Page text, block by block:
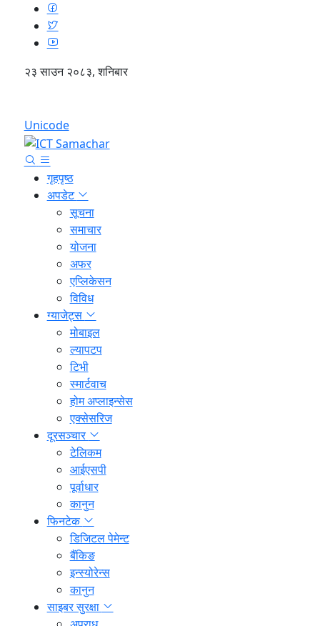
२३ साउन २०८३, शनिबार
Unicode
गृहपृष्ठ
अपडेट
सूचना
समाचार
योजना
अफर
एप्लिकेसन
विविध
ग्याजेट्स
मोबाइल
ल्यापटप
टिभी
स्मार्टवाच
होम अप्लाइन्सेस
एक्सेसरिज
दूरसञ्चार
टेलिकम
आईएसपी
पूर्वाधार
कानुन
फिनटेक
डिजिटल पेमेन्ट
बैंकिङ
इन्स्योरेन्स
कानुन
साइबर सुरक्षा